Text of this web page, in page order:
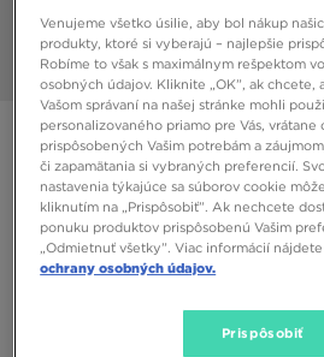
NIKE STAR RUNNER 4
20,00 €
Dostupné Farby
Venujeme všetko úsilie, aby bol nákup
produkty, ktoré si vyberajú – najlepšie
Robíme to však s maximálnym rešpektom
osobných údajov. Kliknite „OK”, ak chcete,
Vašom správaní na našej stránke mohli
personalizovaného priamo pre Vás,
prispôsobených Vašim potrebám a
či zapamätania si vybraných preferencií.
nastavenia týkajúce sa súborov cookie
kliknutím na „Prispôsobiť”. Ak nechcete
ponuku produktov prispôsobenú Vašim
„Odmietnuť všetky”. Viac informácií
ochrany osobných údajov.
Prispôsobiť